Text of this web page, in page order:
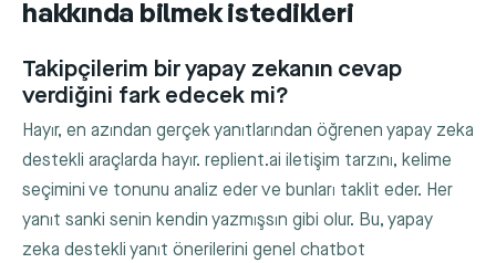
hakkında bilmek istedikleri
Takipçilerim bir yapay zekanın cevap
verdiğini fark edecek mi?
Hayır, en azından gerçek yanıtlarından öğrenen yapay zeka
destekli araçlarda hayır. replient.ai iletişim tarzını, kelime
seçimini ve tonunu analiz eder ve bunları taklit eder. Her
yanıt sanki senin kendin yazmışsın gibi olur. Bu, yapay
zeka destekli yanıt önerilerini genel chatbot